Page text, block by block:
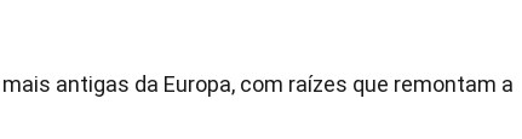
antigas da Europa, com raízes que remontam a